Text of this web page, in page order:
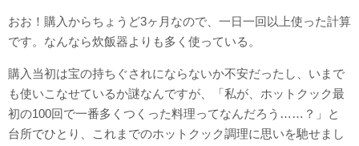
おお！購入からちょうど3ヶ月なので、一日一回以上使った計算
です。なんなら炊飯器よりも多く使っている。
購入当初は宝の持ちぐされにならないか不安だったし、いまで
も使いこなせているか謎なんですが、「私が、ホットクック最
初の100回で一番多くつくった料理ってなんだろう……？」と
台所でひとり、これまでのホットクック調理に思いを馳せまし